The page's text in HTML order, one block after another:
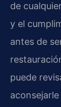
de
y el
antes de
puede